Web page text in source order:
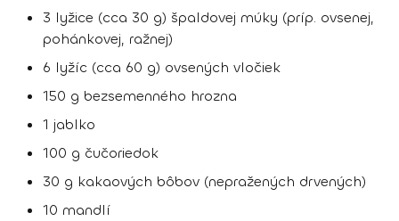
3 lyžice (cca 30 g) špaldovej múky (príp. ovsenej,
pohánkovej, ražnej)
6 lyžíc (cca 60 g) ovsených vločiek
150 g bezsemenného hrozna
1 jablko
100 g čučoriedok
30 g kakaových bôbov (nepražených drvených)
10 mandlí